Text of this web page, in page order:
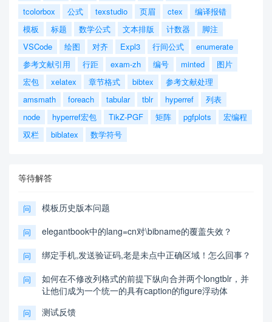
tcolorbox
公式 texstudio 页眉 ctex
编译报错
模板
标题 数学公式 文本排版 计数器
脚注
VSCode
绘图 对齐 Expl3 行间公式
enumerate
参考文献引用
行距 exam-zh 编号 minted
图片
宏包
xelatex 章节格式 bibtex
参考文献处理
amsmath
foreach tabular tblr hyperref
列表
node
hyperref宏包 TikZ-PGF 矩阵 pgfplots
宏编程
双栏
biblatex 数学符号
等待解答
问 模板历史版本问题
问 elegantbook中的lang=cn对\bibname的覆盖失效？
问 绑定手机,发送验证码,老是未点中正确区域！怎么回事？
问
如何在不修改列格式的前提下纵向合并两个longtblr，并
让他们成为一个统一的具有caption的figure浮动体
问 测试反馈